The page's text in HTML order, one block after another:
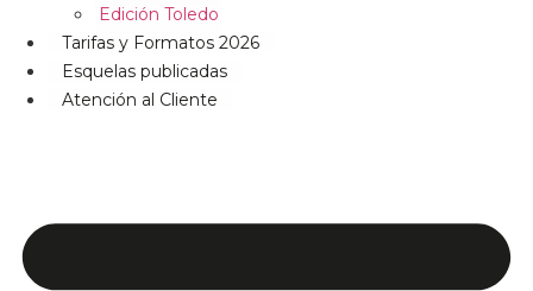
Edición Toledo
Tarifas y Formatos 2026
Esquelas publicadas
Atención al Cliente